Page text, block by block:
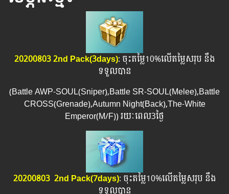
20200803 2nd Pack(3days): ចុះតម្លៃ10%លើតម្លៃសរុប នឹង
ទទួលបាន
(Battle AWP-SOUL(Sniper),Battle SR-SOUL(Melee),Battle
CROSS(Grenade),Autumn Night(Back),The-White
Emperor(M/F)) រយៈពេល​3ថ្ងៃ
20200803 ​ 2nd Pack(7days): ចុះតម្លៃ10%លើតម្លៃសរុប នឹង
ទទួលបាន